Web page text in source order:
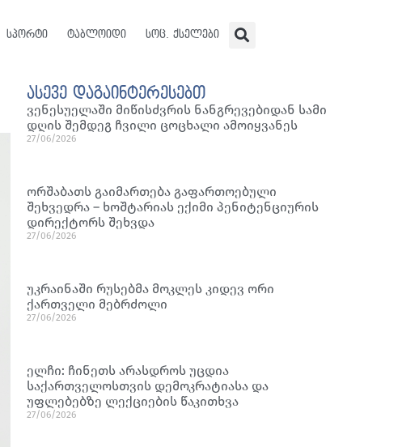
სპორტი ტაბლოიდი სოც. ქსელები
ასევე დაგაინტერესებთ
ვენესუელაში მიწისძვრის ნანგრევებიდან სამი
დღის შემდეგ ჩვილი ცოცხალი ამოიყვანეს
27/06/2026
ორშაბათს გაიმართება გაფართოებული
შეხვედრა – ხოშტარიას ექიმი პენიტენციურის
დირექტორს შეხვდა
27/06/2026
უკრაინაში რუსებმა მოკლეს კიდევ ორი
ქართველი მებრძოლი
27/06/2026
ელჩი: ჩინეთს არასდროს უცდია
საქართველოსთვის დემოკრატიასა და
უფლებებზე ლექციების წაკითხვა
27/06/2026